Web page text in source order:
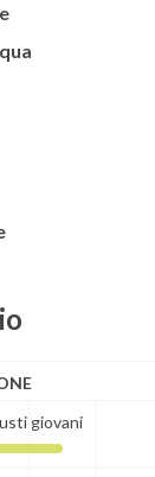
giovani